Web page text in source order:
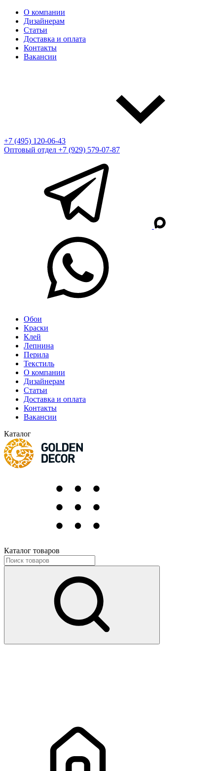
О компании
Дизайнерам
Статьи
Доставка и оплата
Контакты
Вакансии
+7 (495) 120-06-43
Оптовый отдел +7 (929) 579-07-87
Обои
Краски
Клей
Лепнина
Перила
Текстиль
О компании
Дизайнерам
Статьи
Доставка и оплата
Контакты
Вакансии
Каталог
Каталог товаров